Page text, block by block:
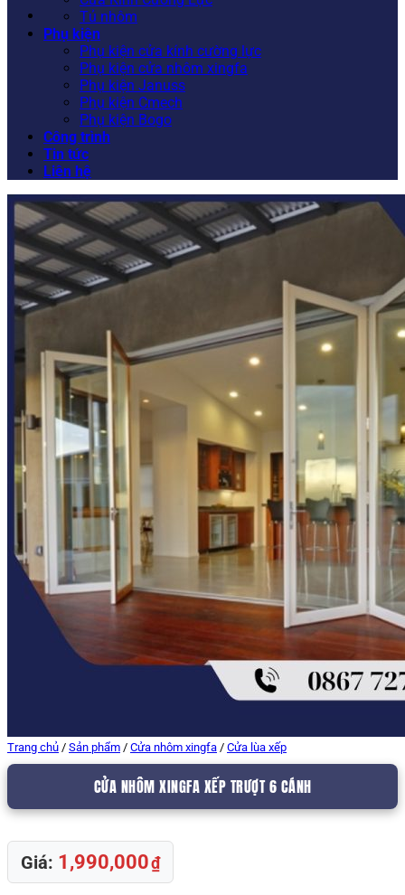
Tủ nhôm
Phụ kiện
Phụ kiện cửa kính cường lực
Phụ kiện cửa nhôm xingfa
Phụ kiện Januss
Phụ kiện Cmech
Phụ kiện Bogo
Công trình
Tin tức
Liên hệ
Trang chủ / Sản phẩm / Cửa nhôm xingfa / Cửa lùa xếp
CỬA NHÔM XINGFA XẾP TRƯỢT 6 CÁNH
Giá: 1,990,000₫